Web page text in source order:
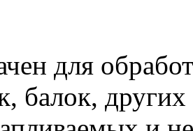
для
балок,